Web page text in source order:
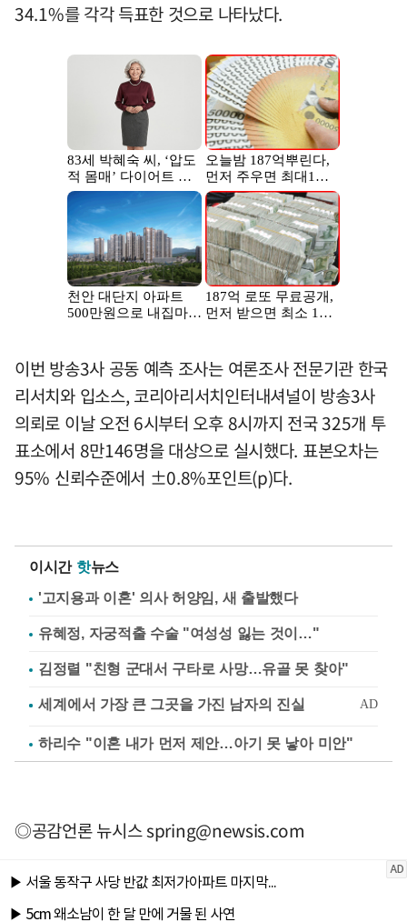
34.1%를 각각 득표한 것으로 나타났다.
이번 방송3사 공동 예측 조사는 여론조사 전문기관 한국
리서치와 입소스, 코리아리서치인터내셔널이 방송3사
의뢰로 이날 오전 6시부터 오후 8시까지 전국 325개 투
표소에서 8만146명을 대상으로 실시했다. 표본오차는
95% 신뢰수준에서 ±0.8%포인트(p)다.
이시간 핫뉴스
'고지용과 이혼' 의사 허양임, 새 출발했다
유혜정, 자궁적출 수술 "여성성 잃는 것이…"
김정렬 "친형 군대서 구타로 사망…유골 못 찾아"
하리수 "이혼 내가 먼저 제안…아기 못 낳아 미안"
◎공감언론 뉴시스spring@newsis.com